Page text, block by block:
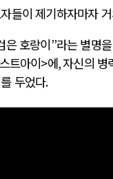
들이 제기하자마자
은 호랑이”라는 별명
트아이>에,자신의 병
두었다.